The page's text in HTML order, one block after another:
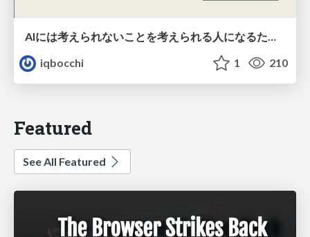
AIには考えられないことを考えられる人になるために
iqbocchi
1 210
Featured
See All Featured